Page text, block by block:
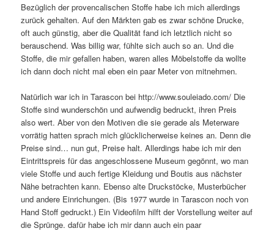
Bezüglich der provencalischen Stoffe habe ich mich allerdings
zurück gehalten. Auf den Märkten gab es zwar schöne Drucke,
oft auch günstig, aber die Qualität fand ich letztlich nicht so
berauschend. Was billig war, fühlte sich auch so an. Und die
Stoffe, die mir gefallen haben, waren alles Möbelstoffe da wollte
ich dann doch nicht mal eben ein paar Meter von mitnehmen.
Natürlich war ich in Tarascon bei http://www.souleiado.com/ Die
Stoffe sind wunderschön und aufwendig bedruckt, ihren Preis
also wert. Aber von den Motiven die sie gerade als Meterware
vorrätig hatten sprach mich glücklicherweise keines an. Denn die
Preise sind… nun gut, Preise halt. Allerdings habe ich mir den
Eintrittspreis für das angeschlossene Museum gegönnt, wo man
viele Stoffe und auch fertige Kleidung und Boutis aus nächster
Nähe betrachten kann. Ebenso alte Druckstöcke, Musterbücher
und andere Einrichungen. (Bis 1977 wurde in Tarascon noch von
Hand Stoff gedruckt.) Ein Videofilm hilft der Vorstellung weiter auf
die Sprünge. dafür habe ich mir dann auch ein paar